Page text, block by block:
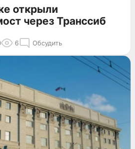
открыли
через Транссиб
6 Обсудить